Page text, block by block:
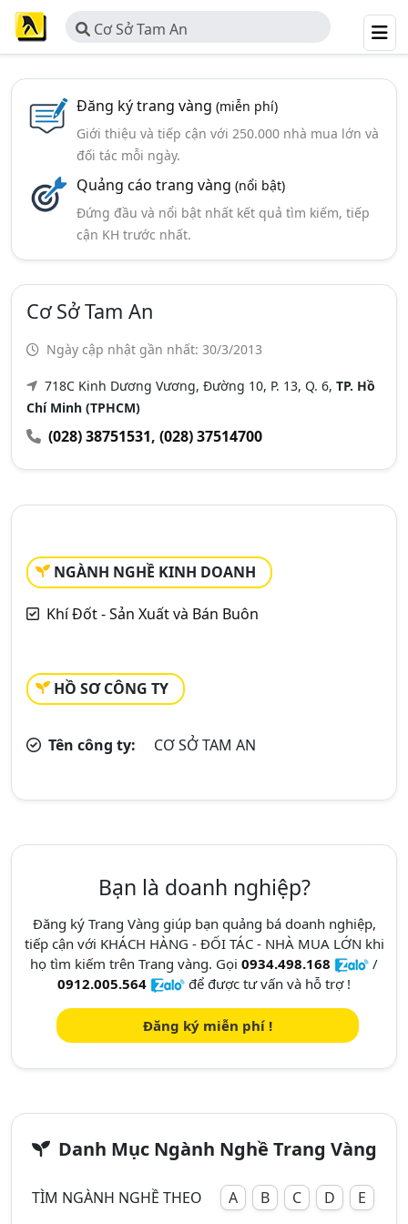
Cơ Sở Tam An
Đăng ký trang vàng (miễn phí)
Giới thiệu và tiếp cận với 250.000 nhà mua lớn và
đối tác mỗi ngày.
Quảng cáo trang vàng (nổi bật)
Đứng đầu và nổi bật nhất kết quả tìm kiếm, tiếp
cận KH trước nhất.
Cơ Sở Tam An
Ngày cập nhật gần nhất: 30/3/2013
718C Kinh Dương Vương, Đường 10, P. 13, Q. 6, TP. Hồ
Chí Minh (TPHCM)
(028) 38751531, (028) 37514700
NGÀNH NGHỀ KINH DOANH
Khí Đốt - Sản Xuất và Bán Buôn
HỒ SƠ CÔNG TY
Tên công ty: CƠ SỞ TAM AN
Bạn là doanh nghiệp?
Đăng ký Trang Vàng giúp bạn quảng bá doanh nghiệp,
tiếp cận với KHÁCH HÀNG - ĐỐI TÁC - NHÀ MUA LỚN khi
họ tìm kiếm trên Trang vàng. Gọi 0934.498.168
/
0912.005.564
để được tư vấn và hỗ trợ !
Đăng ký miễn phí !
Danh Mục Ngành Nghề Trang Vàng
TÌM NGÀNH NGHỀ THEO A B C D E